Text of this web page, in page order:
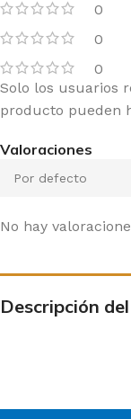
0
0
0
Valoraciones
No hay
Solo los usuarios
producto pueden
Descripción